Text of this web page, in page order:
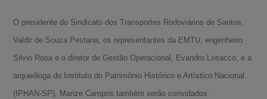
O presidente do Sindicato dos Transportes Rodoviários de Santos,
Valdir de Souza Pestana, os representantes da EMTU, engenheiro
Silvio Rosa e o diretor de Gestão Operacional, Evandro Losacco, e a
arqueóloga do Instituto do Patrimônio Histórico e Artístico Nacional
(IPHAN-SP), Marize Campos também serão convidados.